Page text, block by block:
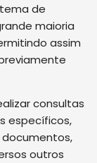
de
maioria
assim
consultas
específicos,
documentos,
outros